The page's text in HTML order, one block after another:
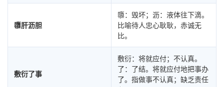
隳肝沥胆
隳：毁坏；沥：液体往下滴。
比喻待人忠心耿耿，赤诚无
比。
敷衍了事
敷衍：将就应付；不认真。
了：了结。将就应付地把事办
了。指做事不认真；缺乏责任